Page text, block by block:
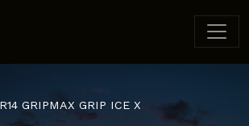
GRIPMAX GRIP ICE X